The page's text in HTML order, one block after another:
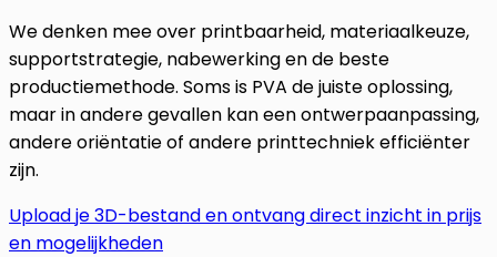
We denken mee over printbaarheid, materiaalkeuze,
supportstrategie, nabewerking en de beste
productiemethode. Soms is PVA de juiste oplossing,
maar in andere gevallen kan een ontwerpaanpassing,
andere oriëntatie of andere printtechniek efficiënter
zijn.
Upload je 3D-bestand en ontvang direct inzicht in prijs
en mogelijkheden